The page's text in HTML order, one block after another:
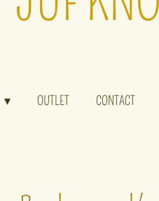
OUTLET CONTACT